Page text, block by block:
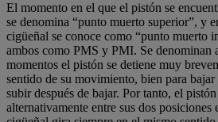
El momento en el que el pistón se
se denomina “punto muerto superior”, y
cigüeñal se conoce como “punto muerto
ambos como PMS y PMI. Se denominan
momentos el pistón se detiene muy
sentido de su movimiento, bien para bajar
subir después de bajar. Por tanto, el
alternativamente entre sus dos posiciones